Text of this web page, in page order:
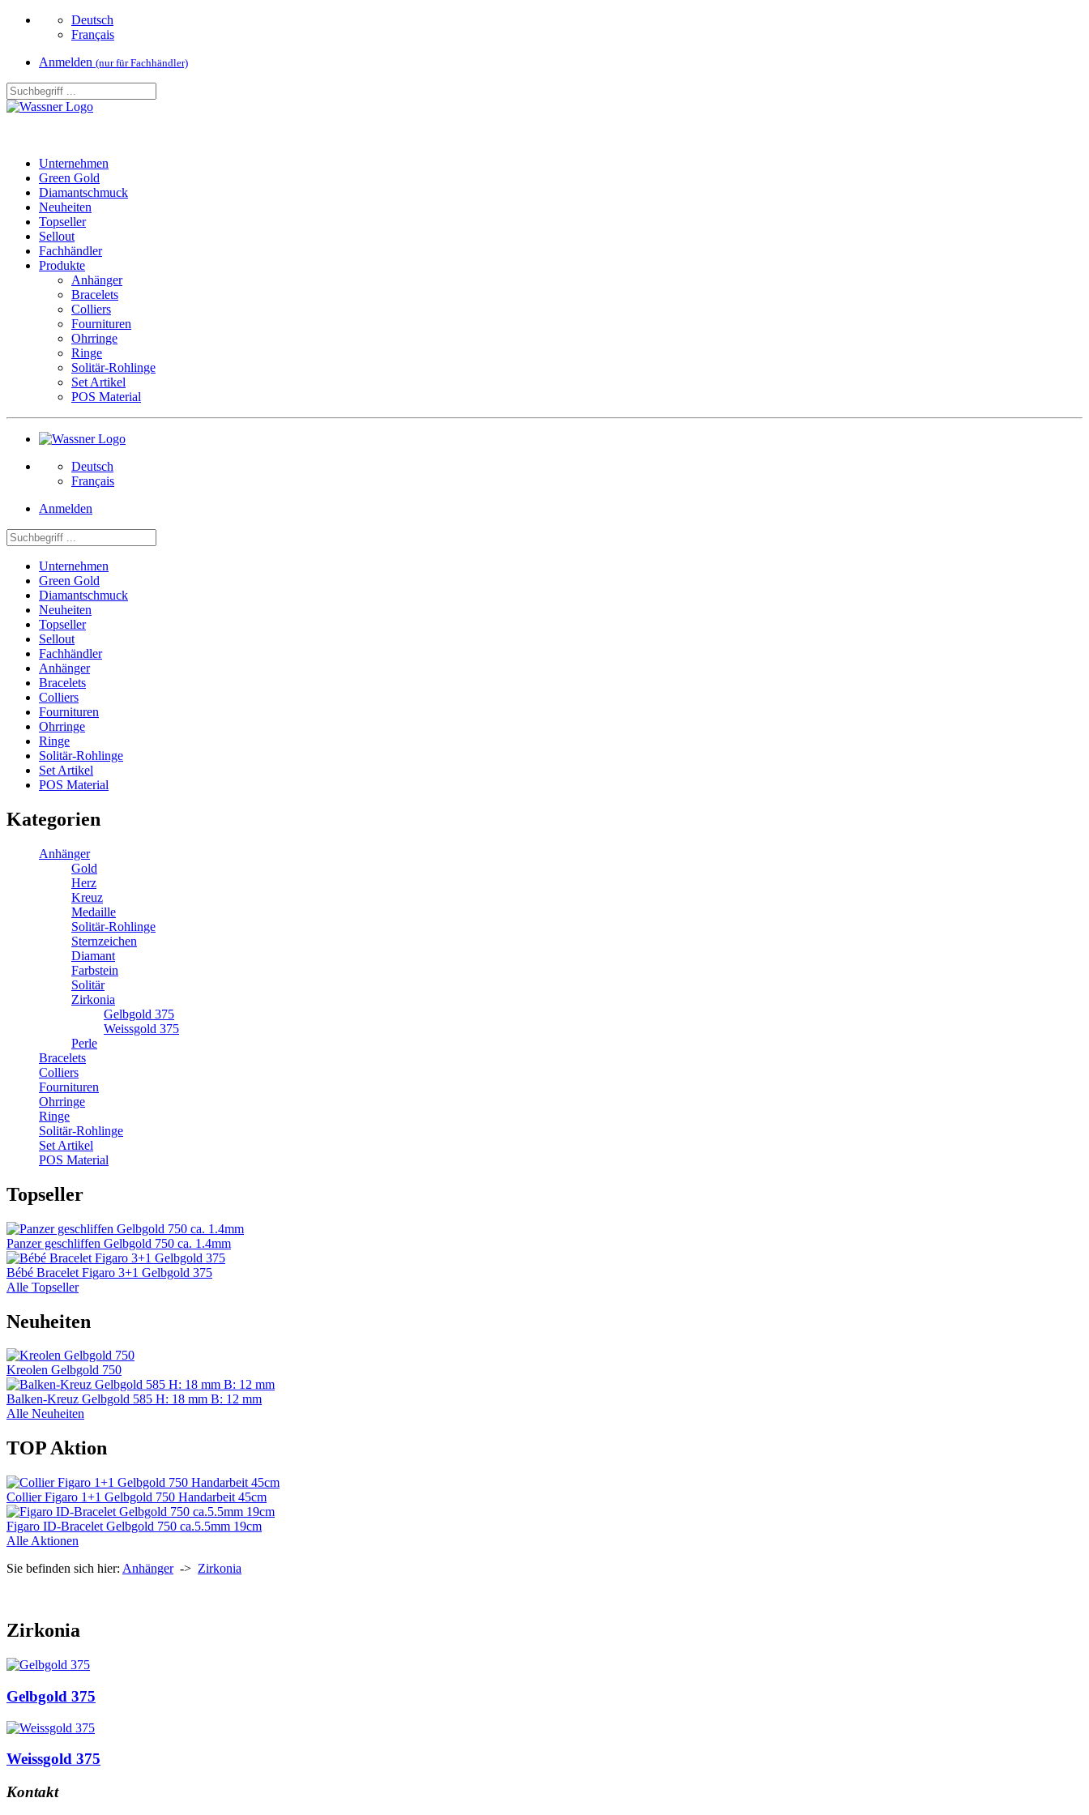
Deutsch
Français
Anmelden (nur für Fachhändler)
Unternehmen
Green Gold
Diamantschmuck
Neuheiten
Topseller
Sellout
Fachhändler
Produkte
Anhänger
Bracelets
Colliers
Fournituren
Ohrringe
Ringe
Solitär-Rohlinge
Set Artikel
POS Material
Deutsch
Français
Anmelden
Unternehmen
Green Gold
Diamantschmuck
Neuheiten
Topseller
Sellout
Fachhändler
Anhänger
Bracelets
Colliers
Fournituren
Ohrringe
Ringe
Solitär-Rohlinge
Set Artikel
POS Material
Kategorien
Anhänger
Gold
Herz
Kreuz
Medaille
Solitär-Rohlinge
Sternzeichen
Diamant
Farbstein
Solitär
Zirkonia
Gelbgold 375
Weissgold 375
Perle
Bracelets
Colliers
Fournituren
Ohrringe
Ringe
Solitär-Rohlinge
Set Artikel
POS Material
Topseller
Panzer geschliffen Gelbgold 750 ca. 1.4mm
Bébé Bracelet Figaro 3+1 Gelbgold 375
Alle Topseller
Neuheiten
Kreolen Gelbgold 750
Balken-Kreuz Gelbgold 585 H: 18 mm B: 12 mm
Alle Neuheiten
TOP Aktion
Collier Figaro 1+1 Gelbgold 750 Handarbeit 45cm
Figaro ID-Bracelet Gelbgold 750 ca.5.5mm 19cm
Alle Aktionen
Sie befinden sich hier: Anhänger-> Zirkonia
Zirkonia
Gelbgold 375
Weissgold 375
Kontakt